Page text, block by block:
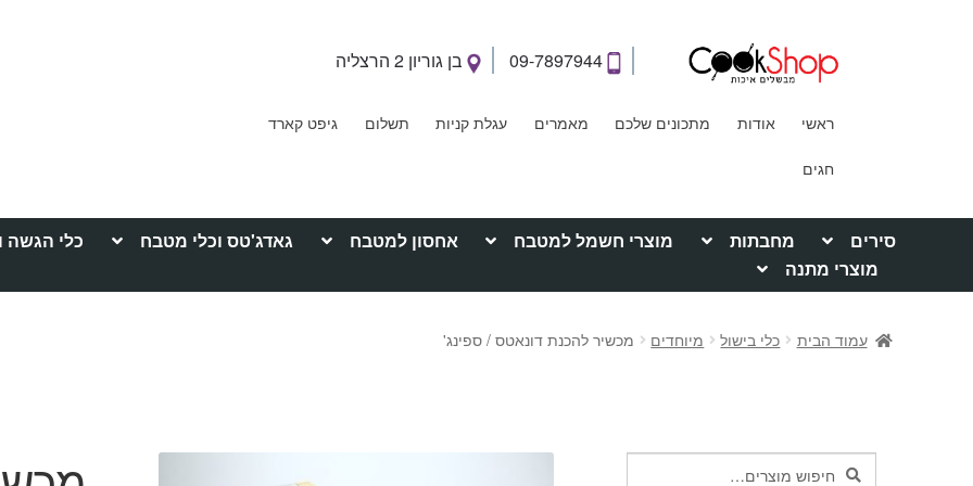
09-7897944 בן גוריון 2 הרצליה
ראשי אודות מתכונים שלכם מאמרים עגלת קניות תשלום גיפט קארד
חגים
סירים מחבתות מוצרי חשמל למטבח אחסון למטבח גאדג'טס וכלי מטבח כלי הגשה
מוצרי מתנה
עמוד הבית כלי בישול מיוחדים מכשיר להכנת דונאטס / ספינג'
חיפושחיפוש